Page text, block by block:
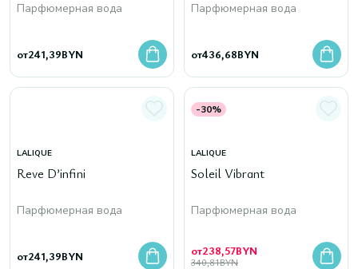
Парфюмерная вода
от241,39BYN
Парфюмерная вода
от436,68BYN
LALIQUE
Reve D’infini
Парфюмерная вода
от241,39BYN
-30%
LALIQUE
Soleil Vibrant
Парфюмерная вода
от238,57BYN
340,81BYN